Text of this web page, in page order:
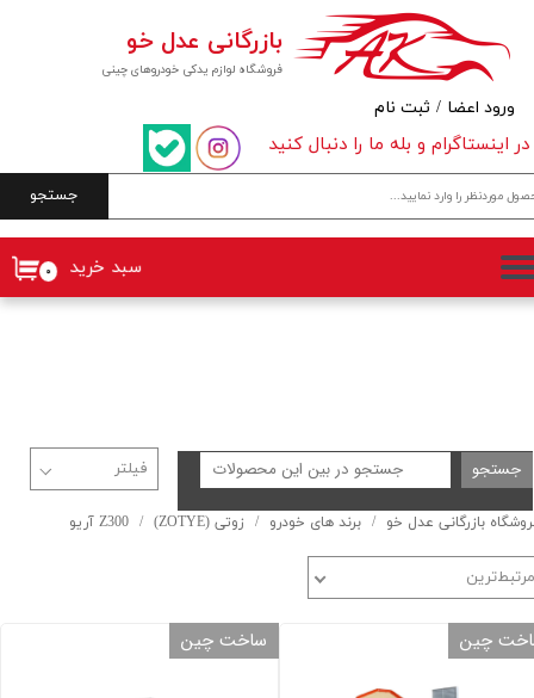
فروشگاه لوازم یدکی خودروهای چینی
بازرگانی عدل خو
جستجو
۰ سبد خرید
در اینستاگرام و بله ما را دنبال کنید
ورود اعضا / ثبت نام
حساب کاربری من
تغییر گذر واژه
سفارشات
خروج از حساب کاربری
بازرگانی عدل خو برند های خودرو زوتی (ZOTYE) Z300 آریو
مرتبط‌ترین
چین ساخت چین
جستجو